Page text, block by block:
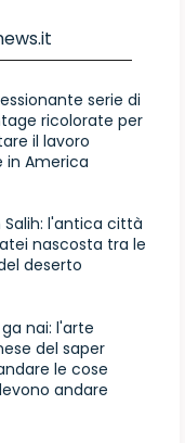
serie di
ricolorate per
il lavoro
in America
Salih: l'antica città
nascosta tra le
deserto
nai: l'arte
del saper
le cose
andare